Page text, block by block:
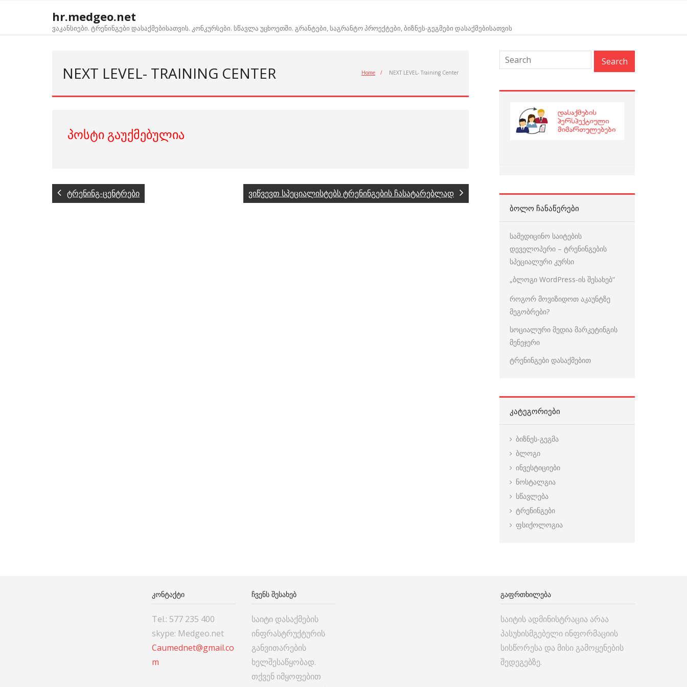
content
hr.medgeo.net
ვაკანსიები. ტრენინგები დასაქმებისათვის. კონკურსები. სწავლა უცხოეთში. გრანტები, საგრანტო პროექტები, ბიზნეს-გეგმები დასაქმებისათვის
NEXT LEVEL- TRAINING CENTER Home / NEXT LEVEL- Training Center
პოსტი გაუქმებულია
ტრენინგ-ცენტრები ვიწვევთ სპეციალისტებს ტრენინგების ჩასატარებლად
ᲑᲝᲚᲝ ᲩᲐᲜᲐᲬᲔᲠᲔᲑᲘ
სამედიცინო საიტების
დეველოპერი – ტრენინგების
სპეციალური კურსი
„ბლოგი WordPress-ის შესახებ“
როგორ მოვიზიდოთ აკაუნტზე
მეგობრები?
სოციალური მედია მარკეტინგის
მენეჯერი
ტრენინგები დასაქმებით
ᲙᲐᲢᲔᲒᲝᲠᲘᲔᲑᲘ
ბიზნეს-გეგმა
ბლოგი
ინვესტიციები
ნოსტალგია
სწავლება
ტრენინგები
ფსიქოლოგია
ᲙᲝᲜᲢᲐᲥᲢᲘ
Tel.: 577 235 400
skype: Medgeo.net
Caumednet@gmail.co
m
ᲩᲕᲔᲜᲡ ᲨᲔᲡᲐᲮᲔᲑ
საიტი დასაქმების
ინფრასტრუქტურის
განვითარების
ხელშესაწყობად.
თქვენ იმყოფებით
ᲒᲐᲤᲠᲗᲮᲘᲚᲔᲑᲐ
საიტის ადმინისტრაცია არაა
პასუხისმგებელი ინფორმაციის
სისწორესა და მისი გამოყენების
შედეგებზე.